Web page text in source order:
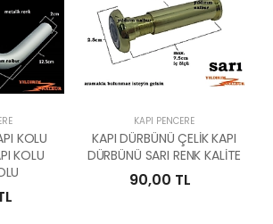
KOLU
KOLU
KAPI PENCERE
KAPI DÜRBÜNÜ ÇELİK KAPI
DÜRBÜNÜ SARI RENK KALİTE
90,00 TL